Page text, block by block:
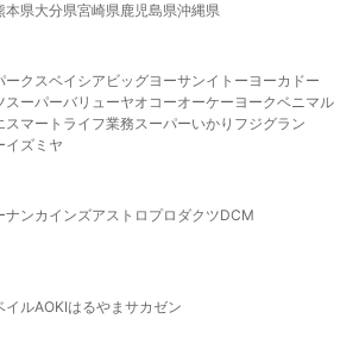
本県大分県宮崎県鹿児島県沖縄県
ークスベイシア ビッグヨーサンイトーヨーカドー
スーパーバリューヤオコーオーケー ヨークベニマル
スマート ライフ業務スーパーいかり フジグラン
イズミヤ
ナンカインズアストロプロダクツDCM
イルAOKIはるやま サカゼン